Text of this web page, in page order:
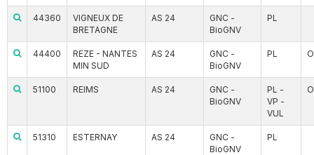
44360
VIGNEUX DE
BRETAGNE
AS 24
GNC -
BioGNV
PL
44400
REZE - NANTES
MIN SUD
AS 24
GNC -
BioGNV
PL
51100 REIMS AS 24
GNC -
BioGNV
PL -
VP -
VUL
51310 ESTERNAY AS 24
GNC -
BioGNV
PL